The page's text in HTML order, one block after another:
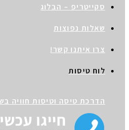
– הבלוג
נפוצות
איתנו קשר!
טיסות
טיסה וטיסות חוויה בשמי הארץ